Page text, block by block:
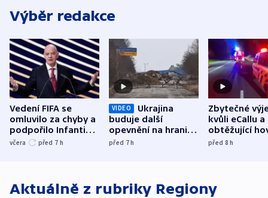
Výběr redakce
Vedení FIFA se
omluvilo za chyby a
podpořilo Infantina.
UEFA trvá na
včera před 7 h
VIDEO
Ukrajina
buduje další
opevnění na hranici
s Běloruskem
před 7h
Zbytečné
kvůli eCallu a
obtěžující
zdržují
před 8h
Aktuálně z rubriky Regiony